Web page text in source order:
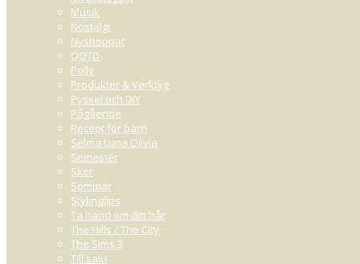
Musik
Nostalgi
Nyshoppat
OOTD
Polly
Produkter & Verktyg
Pyssel och DIY
Pågående
Recept för barn
Selma Luna Olivia
Semester
Skor
Sommar
Stylingtips
Ta hand om ditt hår
The Hills / The City
The Sims 3
Till salu